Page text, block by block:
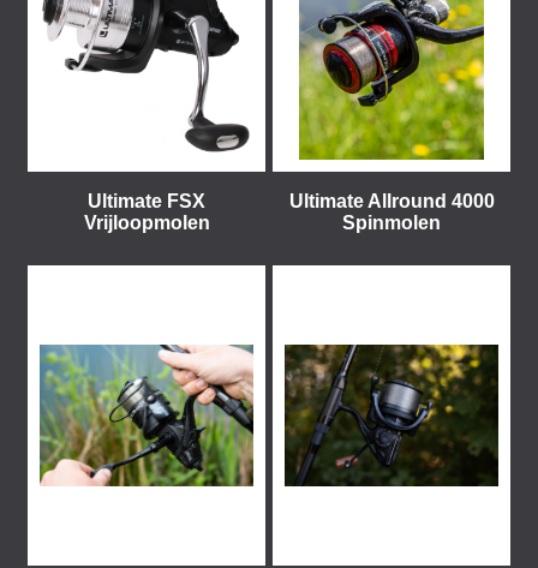
Ultimate FSX
Vrijloopmolen
Ultimate Allround 4000
Spinmolen